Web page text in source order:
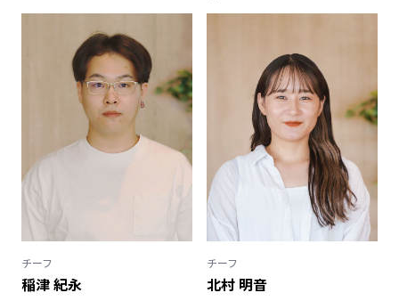
チーフ
稲津 紀永
チーフ
北村 明音